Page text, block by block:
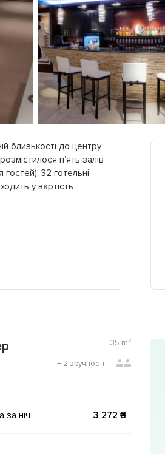
близькості до центру
п’ять залів
32 готельні
у вартість
35 m²
+ 2 зручності
за ніч 3 272 ₴